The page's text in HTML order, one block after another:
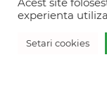
+40770 574
Acest site
experienta
Setari cookies